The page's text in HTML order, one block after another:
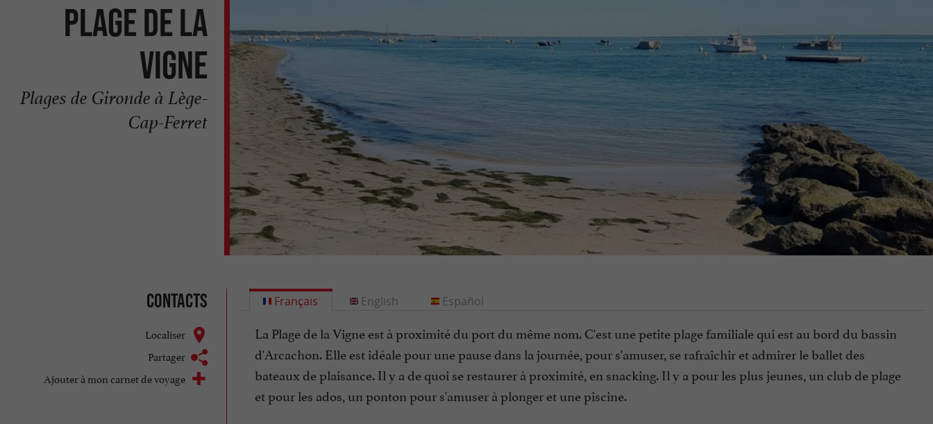
Plage de la
Vigne
Plages de Gironde à Lège-
Cap-Ferret
Contacts
Localiser
Partager
Ajouter à mon carnet de voyage
Français
La Plage de la Vigne est à proximité du port du même nom. C'est une petite plage familiale qui est au bord du bassin
d'Arcachon. Elle est idéale pour une pause dans la journée, pour s'amuser, se rafraîchir et admirer le ballet des
bateaux de plaisance. Il y a de quoi se restaurer à proximité, en snacking. Il y a pour les plus jeunes, un club de plage
et pour les ados, un ponton pour s'amuser à plonger et une piscine.
English Español